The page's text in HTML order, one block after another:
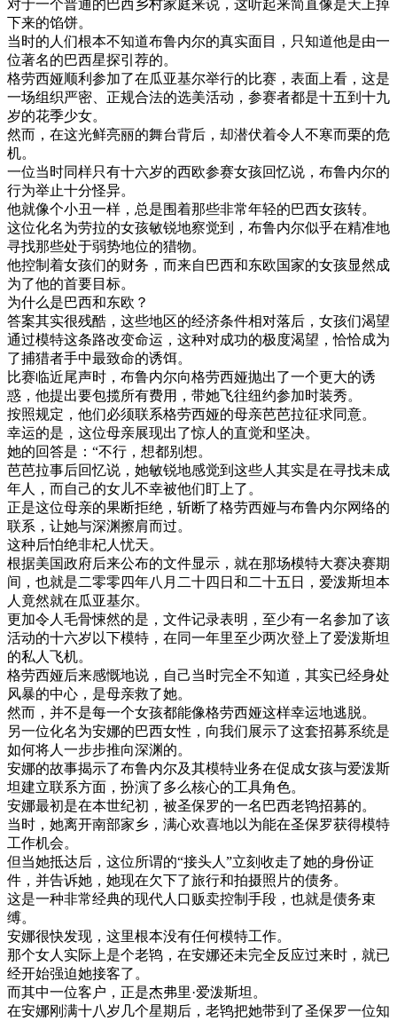
对于一个普通的 巴西 乡村家庭来说 ， 这听起来简直 像是天上掉
下来的馅饼。
当时的人们根本不知道布鲁内尔的真实面目 ， 只知道他是由一
位著名的巴西星探引荐的。
格劳西娅顺利 参加了在瓜亚基尔举行的比赛 ， 表面上看 ， 这是
一场组织严密、 正规合法的选美活动 ， 参赛者都是十五到 十九
岁的花季少女。
然而 ， 在这光鲜亮丽的舞台背后 ， 却潜伏着令人不寒而栗的危
机。
一位当时同样只有十六岁的西欧参赛女孩回忆说 ， 布鲁内尔的
行为举止十分怪异。
他就像个小丑一样 ， 总是围着那些非常年轻的巴西女孩转。
这位化名为劳拉的女孩敏锐地察觉到 ， 布鲁内尔似乎在精准地
寻找那些处于弱势地位的猎物。
他控制 着女孩们的财务 ， 而来自 巴西和东欧国家的女孩显然成
为了他的首要目标。
为什么是巴西和东欧 ？
答案其实很残酷 ， 这些地区的经济条件相对落后 ， 女孩们渴望
通过模特这条路改变命运 ， 这种对成功的极度渴望 ，恰恰成为
了捕猎者手中最致命的诱饵。
比赛临近尾声时 ， 布鲁内尔向格劳西娅抛出了一个更大的诱
惑 ， 他提出要包揽所有费用 ， 带她飞往纽约参加时装秀。
按照规定 ， 他们必须联系格劳西娅的母亲芭芭拉征求同意。
幸运的是 ， 这位母亲展现出了惊人的直觉和坚决。
她的回答是 ： “不行 ， 想都别想。
芭芭拉事后回忆说 ， 她敏锐地感觉到 这些人其实是在寻找未成
年人 ， 而自己的女儿不幸被他们盯上了。
正是这位母亲的果断拒绝 ， 斩断了格劳西娅与布鲁内尔网络的
联系 ， 让她与深渊擦肩而过。
这种后怕绝非杞人忧天。
根据美国政府后来公布的文件显示 ， 就在那场模特大赛决赛期
间 ， 也就是二零零 四年八月 二十四 日 和二十五日 ， 爱泼斯坦本
人竟然就在瓜亚基尔。
更加令人毛骨悚然的是 ， 文件记录表明 ， 至少有一名参加了该
活动的十六岁以下模特 ， 在同一年里至少两次登上了爱泼斯坦
的私人飞机。
格劳西娅后来感慨地说 ， 自己当时完全不知道 ， 其实已经身处
风暴的中心 ， 是母亲救了她。
然而 ， 并不是每一个女孩都能像格劳西娅这样幸运地逃脱。
另一位化名为安娜的巴西女性 ， 向我们展示了这套招募系统是
如何将人一步步推向深渊 的。
安娜的故事揭示了布鲁内尔及其模特业务在促成女孩与爱泼斯
坦建立联系方面 ， 扮演了多么核心的工具角色。
安娜最初是在本世纪初 ， 被圣保罗的一名 巴西老鸨招募的。
当时 ， 她离开南部家乡 ， 满心欢喜地以为能在圣保罗获得模特
工作机会。
但当她抵达后 ， 这位所谓的“接头人”立刻 收走了她的身份证
件 ， 并告诉她 ， 她现在欠下了旅行和拍摄照片的债务。
这是一种非常经典的现代人口贩卖控制 手段 ， 也就是债务束
缚。
安娜很快发现 ， 这里根本没有任何模特工作。
那个女人实际上是个老鸨 ， 在安娜还未完全反应过来时 ， 就已
经开始强迫她接客了。
而其中一位客户 ， 正是杰弗里·爱泼斯坦。
在安娜刚 满十八岁几个星期 后 ， 老鸨把她带到 了圣保罗一位知